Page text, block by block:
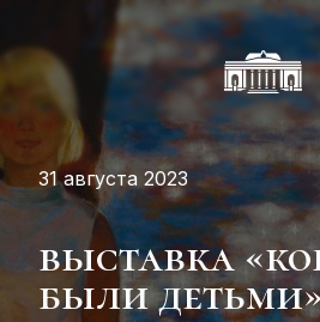
31 августа 2023
выставка
были